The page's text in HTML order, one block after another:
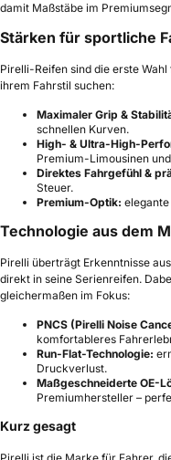
damit Maßstäbe im
Stärken für sportliche
Pirelli-Reifen sind die erste Wahl
ihrem Fahrstil suchen:
Maximaler Grip &
schnellen Kurven.
High- & Ultra-High-
Premium-Limousinen
Direktes Fahrgefühl &
Steuer.
Premium-Optik:
Technologie aus dem
Pirelli überträgt Erkenntnisse
direkt in seine Serienreifen.
gleichermaßen im Fokus:
PNCS (Pirelli Noise
komfortableres
Run-Flat-Technologie:
Druckverlust.
Maßgeschneiderte OE-
Premiumhersteller –
Kurz gesagt